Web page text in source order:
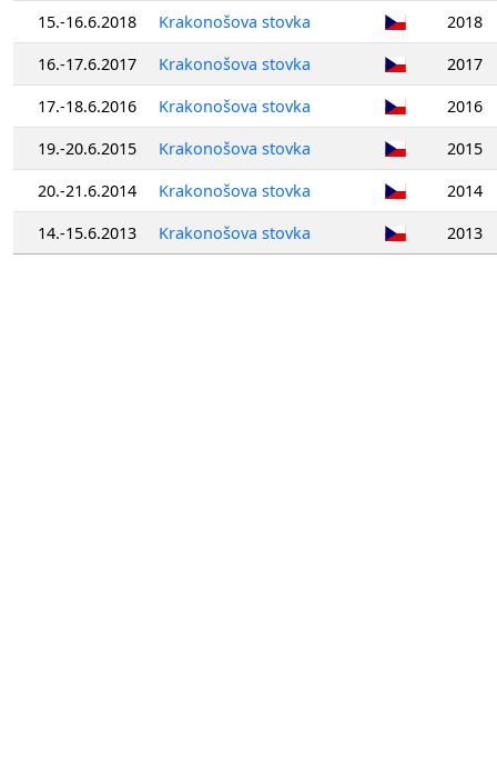
15.-16.6.2018
Krakonošova stovka
2018
16.-17.6.2017
Krakonošova stovka
2017
17.-18.6.2016
Krakonošova stovka
2016
19.-20.6.2015
Krakonošova stovka
2015
20.-21.6.2014
Krakonošova stovka
2014
14.-15.6.2013
Krakonošova stovka 2013